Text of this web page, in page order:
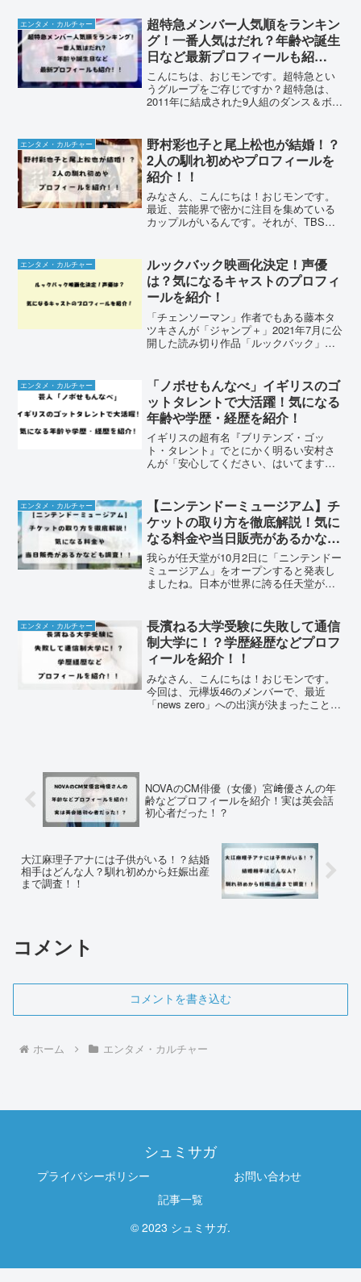
エンタメ・カルチャー
超特急メンバー人気順をランキン
グ！一番人気はだれ？年齢や誕生
日など最新プロフィールも紹
介！！
こんにちは、おじモンです。超特急とい
うグループをご存じですか？超特急は、
2011年に結成された9人組のダンス＆ボー
他のメンバーがバックダンサーとしてパ
フォーマンスする...
エンタメ・カルチャー
野村彩也子と尾上松也が結婚！？
2人の馴れ初めやプロフィールを
紹介！！
みなさん、こんにちは！おじモンです。
最近、芸能界で密かに注目を集めている
カップルがいるんです。それが、TBSア
上松也さんが結婚するのではないか、と
いう噂が静かに広がって...
エンタメ・カルチャー
ルックバック映画化決定！声優
は？気になるキャストのプロフィ
ールを紹介！
「チェンソーマン」作者でもある藤本タ
ツキさんが「ジャンプ＋」2021年7月に公
開した読み切り作品「ルックバック」が
ンが一番気にするのは声優さんが誰なの
かじゃないでしょう...
エンタメ・カルチャー
「ノボせもんなべ」イギリスのゴ
ットタレントで大活躍！気になる
年齢や学歴・経歴を紹介！
イギリスの超有名『ブリテンズ・ゴッ
ト・タレント』でとにかく明るい安村さ
んが「安心してください、はいてます
ね。その後を追うように、新たな...
エンタメ・カルチャー
【ニンテンドーミュージアム】チ
ケットの取り方を徹底解説！気に
なる料金や当日販売があるかなど
も調査！！
我らが任天堂が10月2日に「ニンテンドー
ミュージアム」をオープンすると発表し
ましたね。日本が世界に誇る任天堂がテ
開始が始まっていてかなりアクセスが集
中している模様。行っ...
エンタメ・カルチャー
長濱ねる大学受験に失敗して通信
制大学に！？学歴経歴などプロフ
ィールを紹介！！
みなさん、こんにちは！おじモンです。
今回は、元欅坂46のメンバーで、最近
「news zero」への出演が決まったことで
NOVAのCM俳優（女優）宮﨑優さんの年
齢などプロフィールを紹介！実は英会話
初心者だった！？
大江麻理子アナには子供がいる！？結婚
相手はどんな人？馴れ初めから妊娠出産
まで調査！！
コメント
コメントを書き込む
ホーム エンタメ・カルチャー
シュミサガ
プライバシーポリシー
お問い合わせ
記事一覧
© 2023 シュミサガ.